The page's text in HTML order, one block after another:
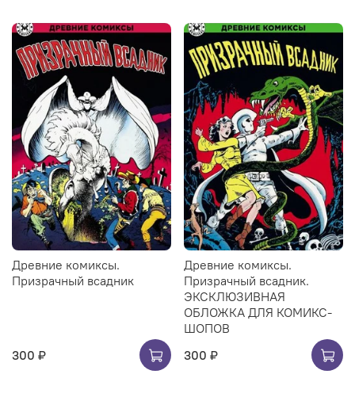
Древние комиксы.
Призрачный всадник
300 ₽
Древние комиксы.
Призрачный всадник.
ЭКСКЛЮЗИВНАЯ
ОБЛОЖКА ДЛЯ КОМИКС-
ШОПОВ
300 ₽